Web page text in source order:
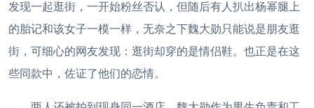
发现一起逛街，一开始粉丝否认，但随后有人扒出杨幂腿上
的胎记和该女子一模一样，无奈之下魏大勋只能说是朋友逛
街，可细心的网友发现：逛街却穿的是情侣鞋。也正是在这
些同款中，佐证了他们的恋情。